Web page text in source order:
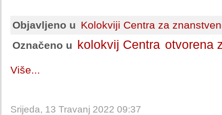
Objavljeno u Kolokviji Centra za
Označeno u kolokvij Centra otvorena
Više...
Srijeda, 13 Travanj 2022 09:37